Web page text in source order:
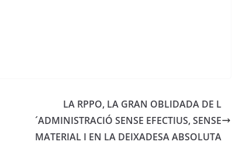
LA RPPO, LA GRAN OBLIDADA DE L
´ADMINISTRACIÓ SENSE EFECTIUS, SENSE
MATERIAL I EN LA DEIXADESA ABSOLUTA